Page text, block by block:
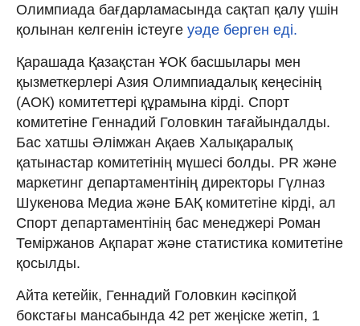
Олимпиада бағдарламасында сақтап қалу үшін
қолынан келгенін істеуге уәде берген еді.
Қарашада Қазақстан ҰОК басшылары мен
қызметкерлері Азия Олимпиадалық кеңесінің
(АОК) комитеттері құрамына кірді. Спорт
комитетіне Геннадий Головкин тағайындалды.
Бас хатшы Әлімжан Ақаев Халықаралық
қатынастар комитетінің мүшесі болды. PR және
маркетинг департаментінің директоры Гүлназ
Шукенова Медиа және БАҚ комитетіне кірді, ал
Спорт департаментінің бас менеджері Роман
Теміржанов Ақпарат және статистика комитетіне
қосылды.
Айта кетейік, Геннадий Головкин кәсіпқой
бокстағы мансабында 42 рет жеңіске жетіп, 1